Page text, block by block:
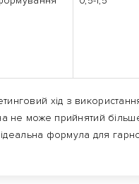
хід з
не може прийнятий
формула для